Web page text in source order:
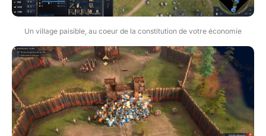
Un village paisible, au coeur de la constitution de votre économie